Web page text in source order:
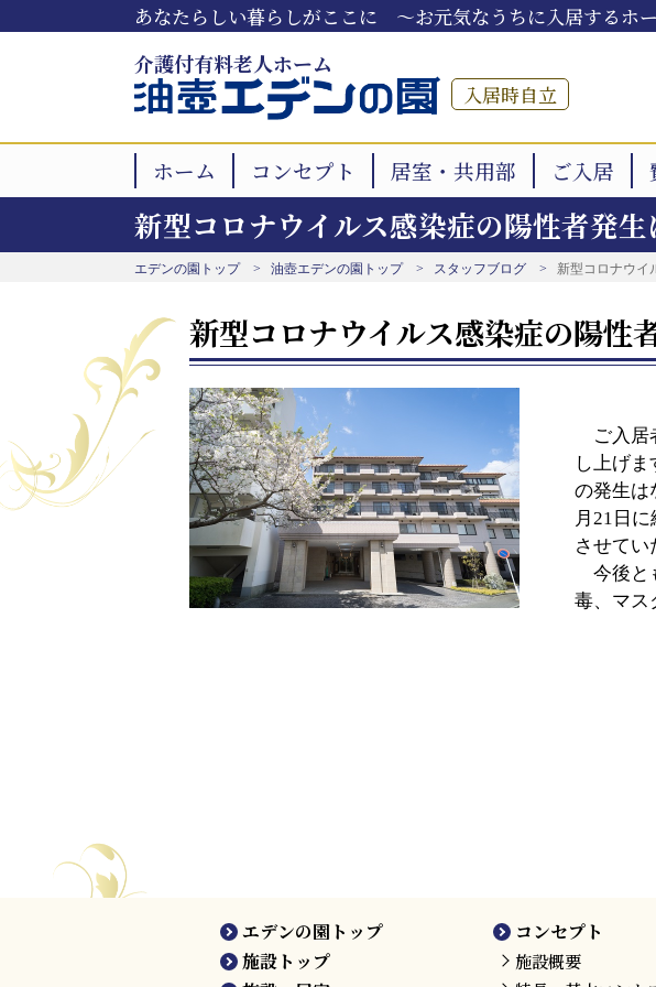
あなたらしい暮らしがここに ～お元気なうちに入居するホ
介護付有料老人ホーム
入居時自立
ホーム コンセプト 居室・共用部 ご入居
新型コロナウイルス感染症の陽性者発生
エデンの園トップ 油壺エデンの園トップ スタッフブログ 新型コロナウイ
新型コロナウイルス感染症の陽性
ご入居
し上げ
の発生は
月21日
させて
今後と
毒、マス
社
エデンの園トップ
施設トップ
コンセプト
施設概要